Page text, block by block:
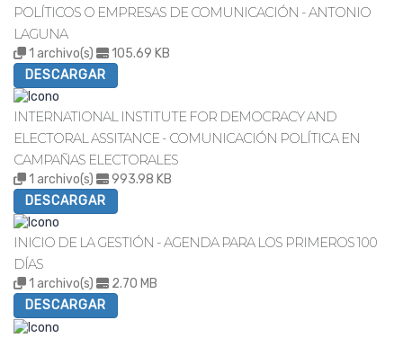
POLÍTICOS O EMPRESAS DE COMUNICACIÓN - ANTONIO
LAGUNA
1 archivo(s)
105.69 KB
DESCARGAR
INTERNATIONAL INSTITUTE FOR DEMOCRACY AND
ELECTORAL ASSITANCE - COMUNICACIÓN POLÍTICA EN
CAMPAÑAS ELECTORALES
1 archivo(s)
993.98 KB
DESCARGAR
INICIO DE LA GESTIÓN - AGENDA PARA LOS PRIMEROS 100
DÍAS
1 archivo(s)
2.70 MB
DESCARGAR